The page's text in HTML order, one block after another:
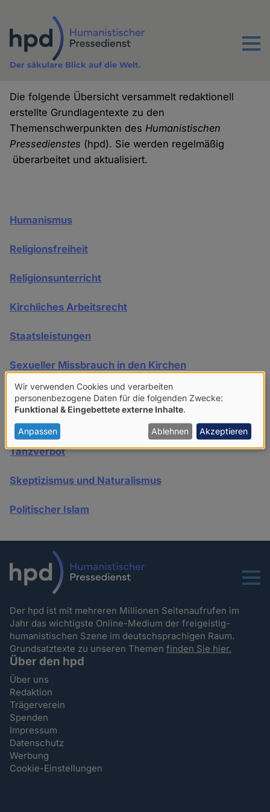
Inhalt
Menu
Der säkulare Blick auf die Welt.
Die folgende Übersicht versammelt redaktionell
erstellte Grundlagentexte zu den
Themenschwerpunkten desHumanistischen
Pressedienstes (hpd). Sie werden regelmäßig
überarbeitet und aktualisiert.
Humanismus
Religionsfreiheit
Religionsunterricht
Kirchliches Arbeitsrecht
Staatsleistungen
Sexueller Missbrauch in den Kirchen
Schwangerschaftsabbruch
Sterbehilfe
Tanzverbot
Skeptizismus und Naturalismus
Politischer Islam
Menu
Der hpd ist mit mehreren Millionen Seitenaufrufen im
Jahr das wichtigste Online-Medium der freigeistig-
humanistischen Szene im deutschsprachigen Raum.
Grundsatztexte zu unseren Themenfinden Sie hier.
Über den hpd
Über uns
Redaktion
Trägerverein
Spenden
Impressum
Datenschutz
Werbung
Cookie-Einstellungen
Verwendung
von
personenbezogenen
Daten
Cookies
Wir verwenden Cookies und verarbeiten
personenbezogene Daten für die folgenden Zwecke:
Funktional & Eingebettete externe Inhalte
Anpassen Ablehnen Akzeptieren